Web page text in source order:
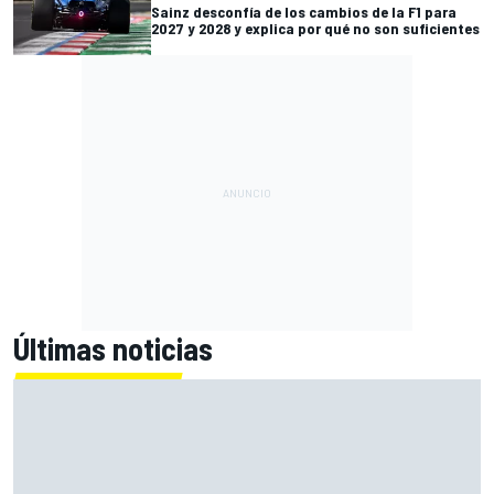
Sainz desconfía de los cambios de la F1 para
2027 y 2028 y explica por qué no son suficientes
Últimas noticias